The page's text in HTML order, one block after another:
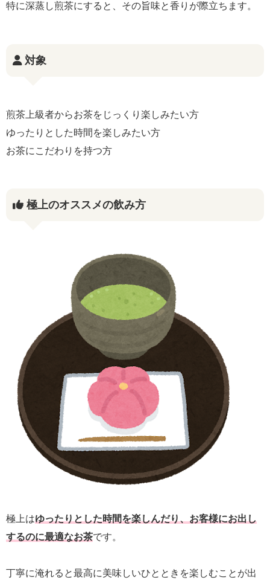
特に深蒸し煎茶にすると、その旨味と香りが際立ちます。
対象
煎茶上級者からお茶をじっくり楽しみたい方
ゆったりとした時間を楽しみたい方
お茶にこだわりを持つ方
極上のオススメの飲み方
極上はゆったりとした時間を楽しんだり、お客様にお出し
するのに最適なお茶です。
丁寧に淹れると最高に美味しいひとときを楽しむことが出